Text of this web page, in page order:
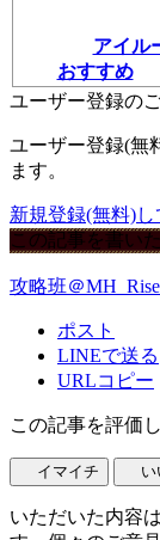
アイル
おすすめ
ユーザー登録の
ユーザー登録(無
ます。
新規登録(無料)し
この記事を書い
攻略班＠
ポスト
LINEで送る
URLコピー
この記事を評価
イマイチ い
いただいた内容